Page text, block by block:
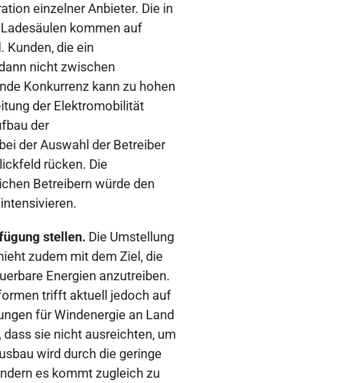
einzelner Anbieter. Die in
kommen auf
Kunden, die ein
nicht zwischen
Konkurrenz kann zu hohen
der Elektromobilität
der
der Auswahl der Betreiber
rücken. Die
Betreibern würde den
stellen. Die Umstellung
zudem mit dem Ziel, die
Energien anzutreiben.
trifft aktuell jedoch auf
für Windenergie an Land
sie nicht ausreichten, um
wird durch die geringe
es kommt zugleich zu